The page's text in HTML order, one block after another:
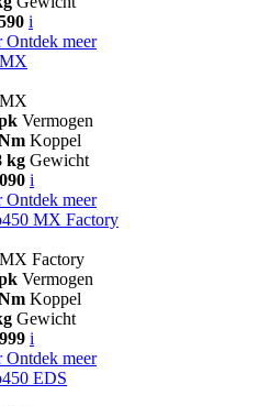
i
Ontdek meer
Vermogen
Koppel
kg Gewicht
i
Ontdek meer
MX Factory
Factory
Vermogen
Koppel
Gewicht
i
Ontdek meer
EDS